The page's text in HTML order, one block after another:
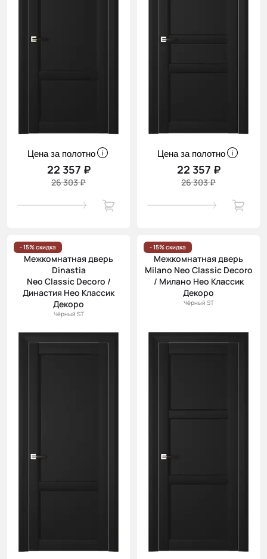
Цена за полотно
22 357 ₽
26 303 ₽
Цена за полотно
22 357 ₽
26 303 ₽
- 15% скидка
Межкомнатная дверь
Dinastia
Neo Classic Decoro /
Династия Нео Классик
Декоро
Чёрный ST
- 15% скидка
Межкомнатная дверь
Milano Neo Classic Decoro
/ Милано Нео Классик
Декоро
Чёрный ST